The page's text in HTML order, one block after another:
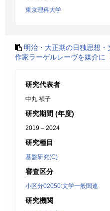
東京理科大学
明治・大正期の日独思想
作家ラーゲルレーヴを媒介に
研究代表者
中丸 禎子
研究期間 (年度)
2019 – 2024
研究種目
基盤研究(C)
審査区分
小区分02050:文学一般関連
研究機関